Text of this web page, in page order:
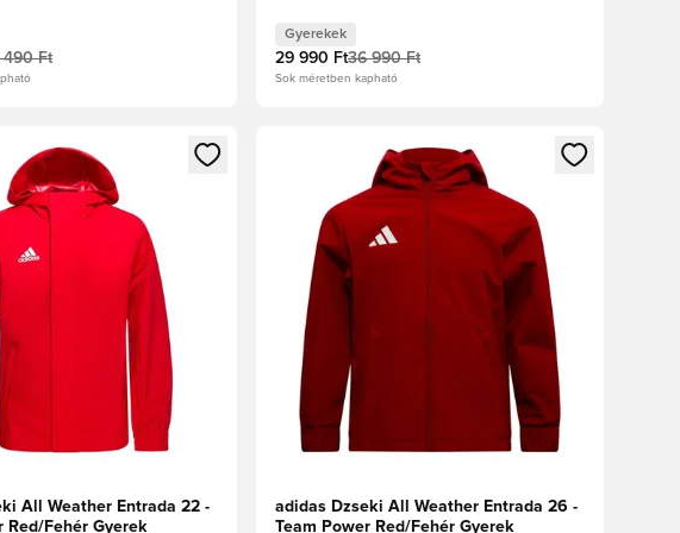
490 Ft
Gyerekek
29 990 Ft36 990 Ft
Sok méretben kapható
regisztrációhoz
modált a bejelentkezéshez vagy a tagként való regisztrációhoz
All Weather Entrada 22 -
Red/Fehér Gyerek
Megnyit egy modált a bejelentkezéshez vagy a
adidas Dzseki All Weather Entrada 26 -
Team Power Red/Fehér Gyerek